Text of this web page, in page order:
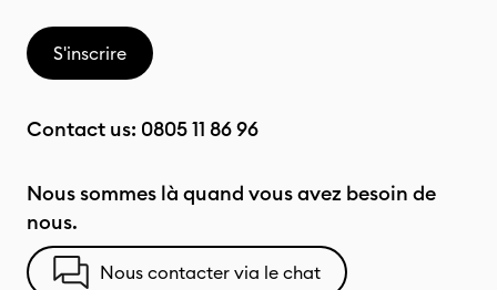
S'inscrire
Contact us: 0805 11 86 96
Nous sommes là quand vous avez besoin de
nous.
Nous contacter via le chat